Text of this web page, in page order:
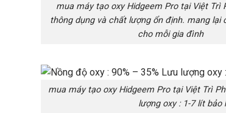
mua máy tạo oxy Hidgeem Pro tại Việt Trì
thông dụng và chất lượng ổn định. mang lại
cho mỗi gia đình
mua máy tạo oxy Hidgeem Pro tại Việt Trì
lượng oxy : 1-7 lít bảo